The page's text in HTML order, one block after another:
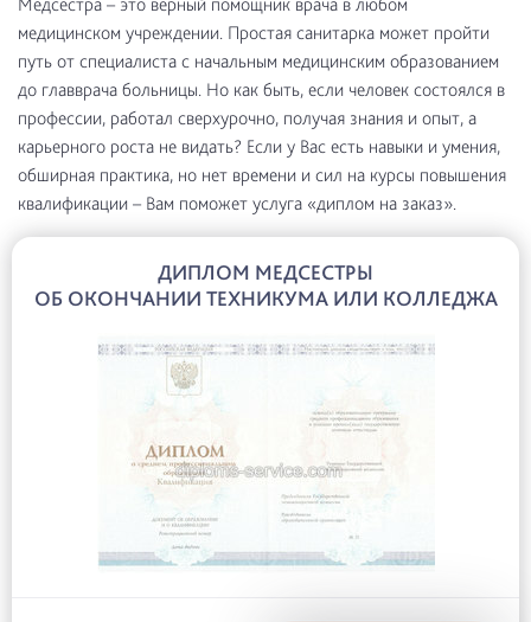
медицинском учреждении. Простая санитарка может пройти
путь от специалиста с начальным медицинским образованием
до главврача больницы. Но как быть, если человек состоялся в
профессии, работал сверхурочно, получая знания и опыт, а
карьерного роста не видать? Если у Вас есть навыки и умения,
обширная практика, но нет времени и сил на курсы повышения
квалификации – Вам поможет услуга «диплом на заказ».
ДИПЛОМ МЕДСЕСТРЫ
ОБ ОКОНЧАНИИ ТЕХНИКУМА ИЛИ КОЛЛЕДЖА